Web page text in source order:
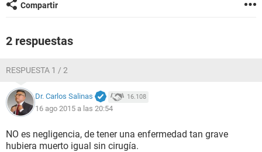
Compartir
2 respuestas
RESPUESTA 1 / 2
Dr. Carlos Salinas 16.108
16 ago 2015 a las 20:54
NO es negligencia, de tener una enfermedad tan grave
hubiera muerto igual sin cirugía.